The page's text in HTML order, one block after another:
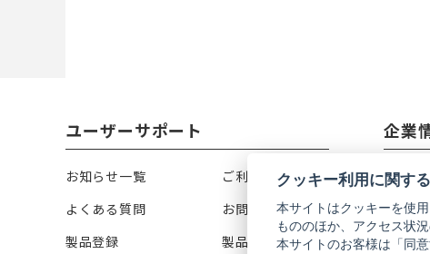
ユーザーサポート
お知らせ一覧 ご利用ガイド
よくある質問 お問い合わせ
製品登録 製品カタログ
企業
リコー
会社概
株式会
クッキー利用に関す
本サイトはクッキーを使
もののほか、アクセス状
本サイトのお客様は「同